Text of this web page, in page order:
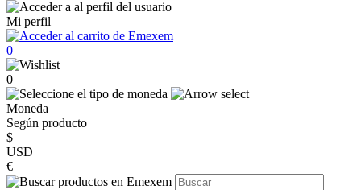
Mi perfil
0
0
Moneda
Según producto
$
USD
€